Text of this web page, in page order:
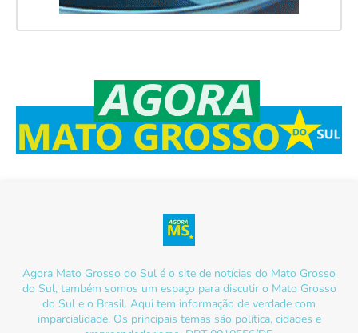
Agora Mato Grosso do Sul é o site de notícias do Mato Grosso
do Sul, também somos um espaço para discutir o Mato Grosso
do Sul e o Brasil. Aqui tem informação de verdade com
imparcialidade. Os principais temas são política, cidades e